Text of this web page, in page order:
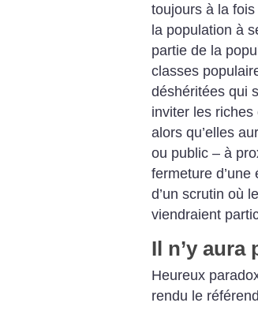
toujours à la
la population à
partie de la
classes
déshéritées qui
inviter les
alors qu’elles
ou public – à
fermeture
d’un scrutin où
viendraient
Il n’y aura
Heureux
rendu le